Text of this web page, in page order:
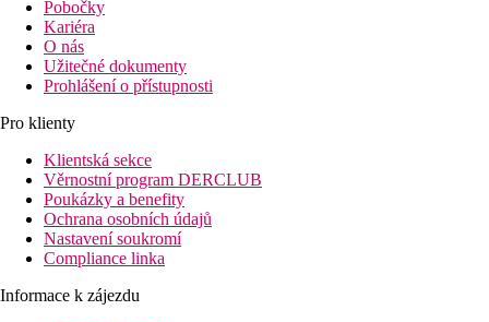
Pobočky
Kariéra
O nás
Užitečné dokumenty
Prohlášení o přístupnosti
Pro klienty
Klientská sekce
Věrnostní program DERCLUB
Poukázky a benefity
Ochrana osobních údajů
Nastavení soukromí
Compliance linka
Informace k zájezdu